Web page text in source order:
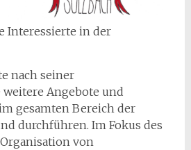
Interessierte in der
nach seiner
Angebote und
gesamten Bereich der
durchführen. Im Fokus des
von